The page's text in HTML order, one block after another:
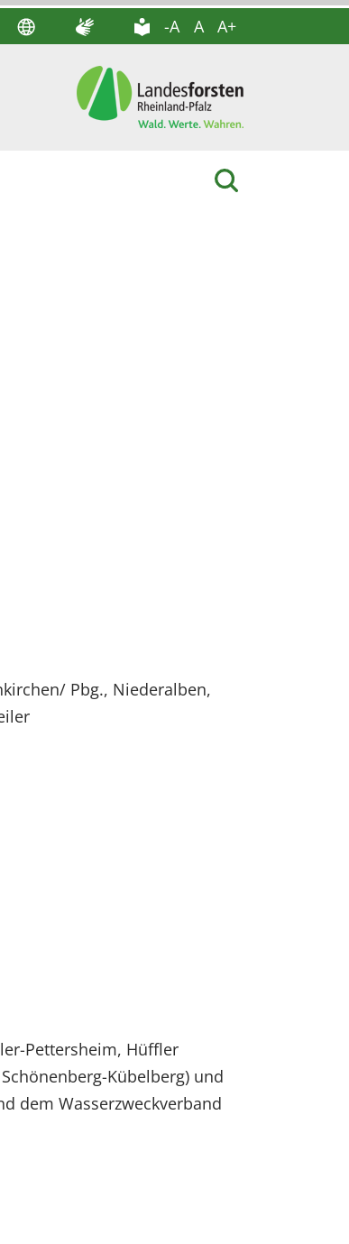
-A A A+
Pbg., Niederalben,
Pettersheim, Hüffler
Kübelberg) und
dem Wasserzweckverband